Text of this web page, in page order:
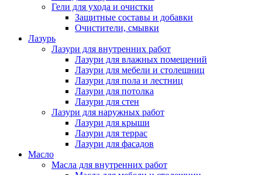
Гели для ухода и очистки
Защитные составы и добавки
Очистители, смывки
Лазурь
Лазури для внутренних работ
Лазури для влажных помещений
Лазури для мебели и столешниц
Лазури для пола и лестниц
Лазури для потолка
Лазури для стен
Лазури для наружных работ
Лазури для крыши
Лазури для террас
Лазури для фасадов
Масло
Масла для внутренних работ